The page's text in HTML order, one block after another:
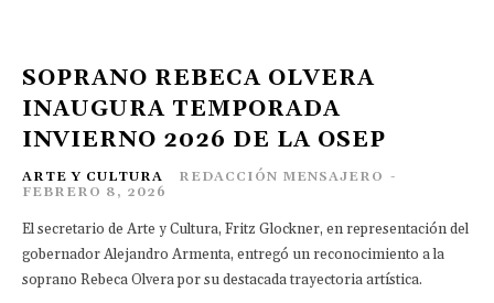
SOPRANO REBECA OLVERA
INAUGURA TEMPORADA
INVIERNO 2026 DE LA OSEP
ARTE Y CULTURA REDACCIÓN MENSAJERO -
FEBRERO 8, 2026
El secretario de Arte y Cultura, Fritz Glockner, en representación del
gobernador Alejandro Armenta, entregó un reconocimiento a la
soprano Rebeca Olvera por su destacada trayectoria artística.